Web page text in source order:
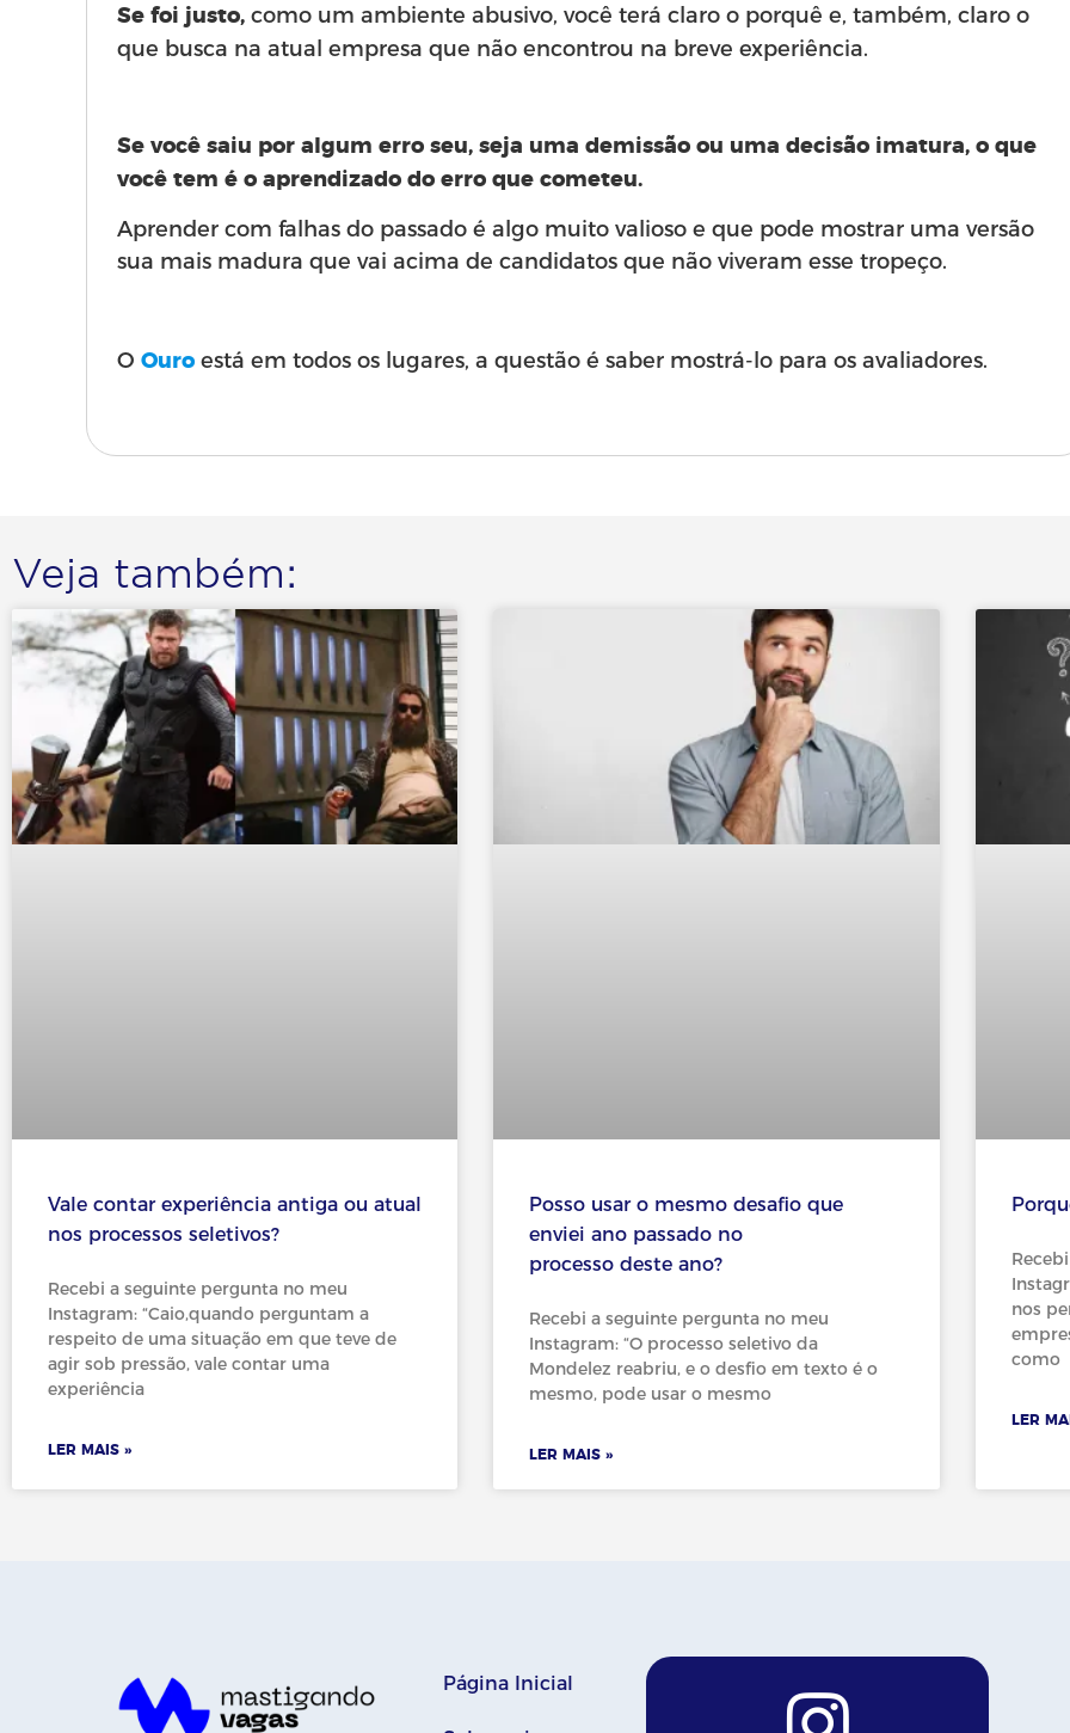
Se foi justo, como um ambiente abusivo, você terá claro o porquê e, também, claro o
que busca na atual empresa que não encontrou na breve experiência.
Se você saiu por algum erro seu, seja uma demissão ou uma decisão imatura, o que
você tem é o aprendizado do erro que cometeu.
Aprender com falhas do passado é algo muito valioso e que pode mostrar uma versão
sua mais madura que vai acima de candidatos que não viveram esse tropeço.
O Ouro está em todos os lugares, a questão é saber mostrá-lo para os avaliadores.
Veja também:
Vale contar experiência antiga ou atual
nos processos seletivos?
Recebi a seguinte pergunta no meu
Instagram: “Caio,quando perguntam a
respeito de uma situação em que teve de
agir sob pressão, vale contar uma
experiência
LER MAIS »
Posso usar o mesmo desafio que
enviei ano passado no
processo deste ano?
Recebi a seguinte pergunta no meu
Instagram: “O processo seletivo da
Mondelez reabriu, e o desfio em texto é o
mesmo, pode usar o mesmo
LER MAIS »
nos
como
LER
Página Inicial